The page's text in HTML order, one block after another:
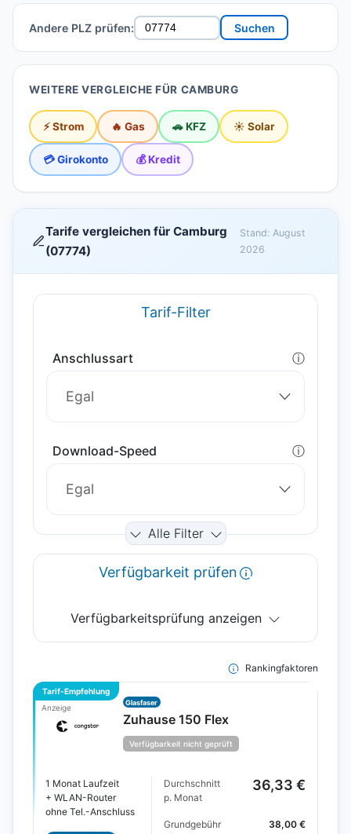
Andere PLZ prüfen: Suchen
WEITERE VERGLEICHE FÜR CAMBURG
⚡ Strom 🔥 Gas 🚗 KFZ ☀️ Solar
💳 Girokonto 💰 Kredit
Tarife vergleichen für Camburg
(07774)
Stand: August
2026